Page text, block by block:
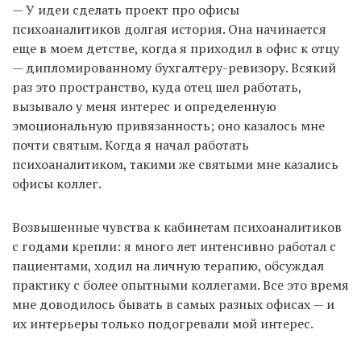
— У идеи сделать проект про офисы
психоаналитиков долгая история. Она начинается
еще в моем детстве, когда я приходил в офис к отцу
— дипломированному бухгалтеру-ревизору. Всякий
раз это пространство, куда отец шел работать,
вызывало у меня интерес и определенную
эмоциональную привязанность; оно казалось мне
почти святым. Когда я начал работать
психоаналитиком, такими же святыми мне казались
офисы коллег.
Возвышенные чувства к кабинетам психоаналитиков
с годами крепли: я много лет интенсивно работал с
пациентами, ходил на личную терапию, обсуждал
практику с более опытными коллегами. Все это время
мне доводилось бывать в самых разных офисах — и
их интерьеры только подогревали мой интерес.